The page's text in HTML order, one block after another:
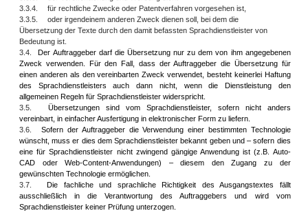
3.3.4.
für rechtliche Zwecke oder Patentverfahren vorgesehen ist,
3.3.5.
oder irgendeinem anderen Zweck dienen soll, bei dem die
Übersetzung der Texte durch den damit befassten Sprachdienstleister von
Bedeutung ist.
3.4.
Der Auftraggeber darf die Übersetzung nur zu dem von ihm angegebenen
Zweck verwenden. Für den Fall, dass der Auftraggeber die Übersetzung für
einen anderen als den vereinbarten Zweck verwendet, besteht keinerlei Haftung
des Sprachdienstleisters auch dann nicht, wenn die Dienstleistung den
allgemeinen Regeln für Sprachdienstleister widerspricht.
3.5.
Übersetzungen sind vom Sprachdienstleister, sofern nicht anders
vereinbart, in einfacher Ausfertigung in elektronischer Form zu liefern.
3.6.
Sofern der Auftraggeber die Verwendung einer bestimmten Technologie
wünscht, muss er dies dem Sprachdienstleister bekannt geben und – sofern dies
eine für Sprachdienstleister nicht zwingend gängige Anwendung ist (z.B. Auto-
CAD oder Web-Content-Anwendungen) – diesem den Zugang zu der
gewünschten Technologie ermöglichen.
3.7.
Die fachliche und sprachliche Richtigkeit des Ausgangstextes fällt
ausschließlich in die Verantwortung des Auftraggebers und wird vom
Sprachdienstleister keiner Prüfung unterzogen.